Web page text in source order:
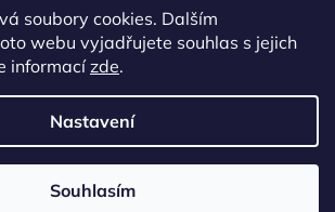
soubory cookies. Dalším
webu vyjadřujete souhlas s jejich
informacízde.
Nastavení
Souhlasím
. Všechna práva vyhrazena.Upravit
nastavení cookies